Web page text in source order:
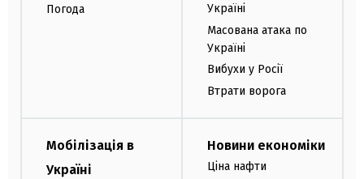
Погода
Україні
Масована атака по
Україні
Вибухи у Росії
Втрати ворога
Мобілізація в
Україні
Новини економіки
Ціна нафти